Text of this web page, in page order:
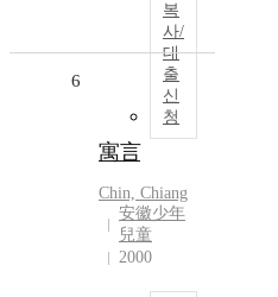
복
사/
대
출
신
청
6
寓言
Chin, Chiang
安徽少年
兒童
2000